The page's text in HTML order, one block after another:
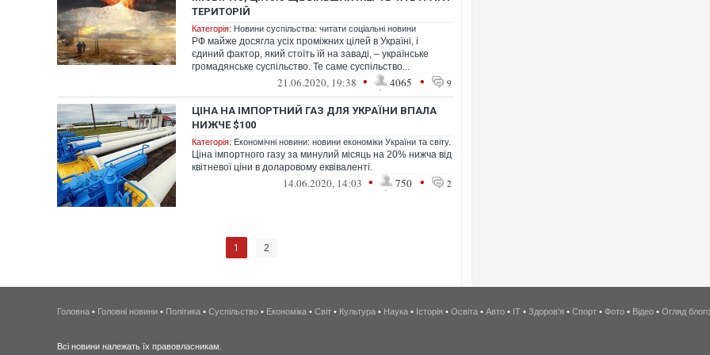
ТЕРИТОРІЙ
Категорія: Новини суспільства: читати соціальні новини
РФ майже досягла усіх проміжних цілей в Україні, і
єдиний фактор, який стоїть їй на заваді, – українське
громадянське суспільство. Те саме суспільство...
21.06.2020, 19:38 • 4065 • 9
ЦІНА НА ІМПОРТНИЙ ГАЗ ДЛЯ УКРАЇНИ ВПАЛА
НИЖЧЕ $100
Категорія: Економічні новини: новини економіки України та світу.
Ціна імпортного газу за минулий місяць на 20% нижча від
квітневої ціни в доларовому еквіваленті.
14.06.2020, 14:03 • 750 • 2
1 2
Головна • Головні новини • Політика • Суспільство • Економіка • Світ • Культура • Наука • Історія • Освіта • Авто • IT • Здоров'я • Спорт • Фото • Відео • Огляд
Всі новини належать їх правовласникам.